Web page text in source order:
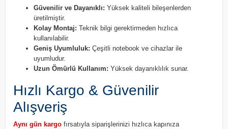
Güvenilir ve Dayanıklı: Yüksek kaliteli bileşenlerden
üretilmiştir.
Kolay Montaj: Teknik bilgi gerektirmeden hızlıca
kullanılabilir.
Geniş Uyumluluk: Çeşitli notebook ve cihazlar ile
uyumludur.
Uzun Ömürlü Kullanım: Yüksek dayanıklılık sunar.
Hızlı Kargo & Güvenilir
Alışveriş
Aynı gün kargo fırsatıyla siparişlerinizi hızlıca kapınıza